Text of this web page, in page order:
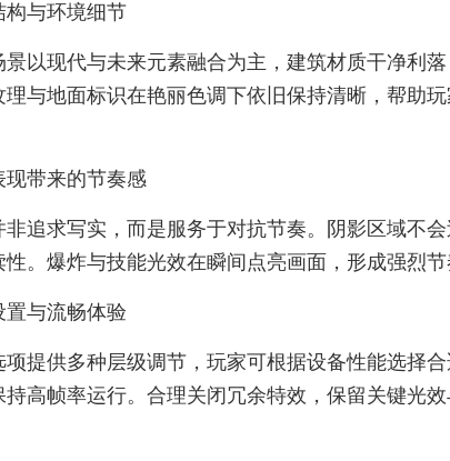
构与环境细节
景以现代与未来元素融合为主，建筑材质干净利
理与地面标识在艳丽色调下依旧保持清晰，帮助
现带来的节奏感
非追求写实，而是服务于对抗节奏。阴影区域不
。爆炸与技能光效在瞬间点亮画面，形成强烈节
置与流畅体验
项提供多种层级调节，玩家可根据设备性能选择
持高帧率运行。合理关闭冗余特效，保留关键光